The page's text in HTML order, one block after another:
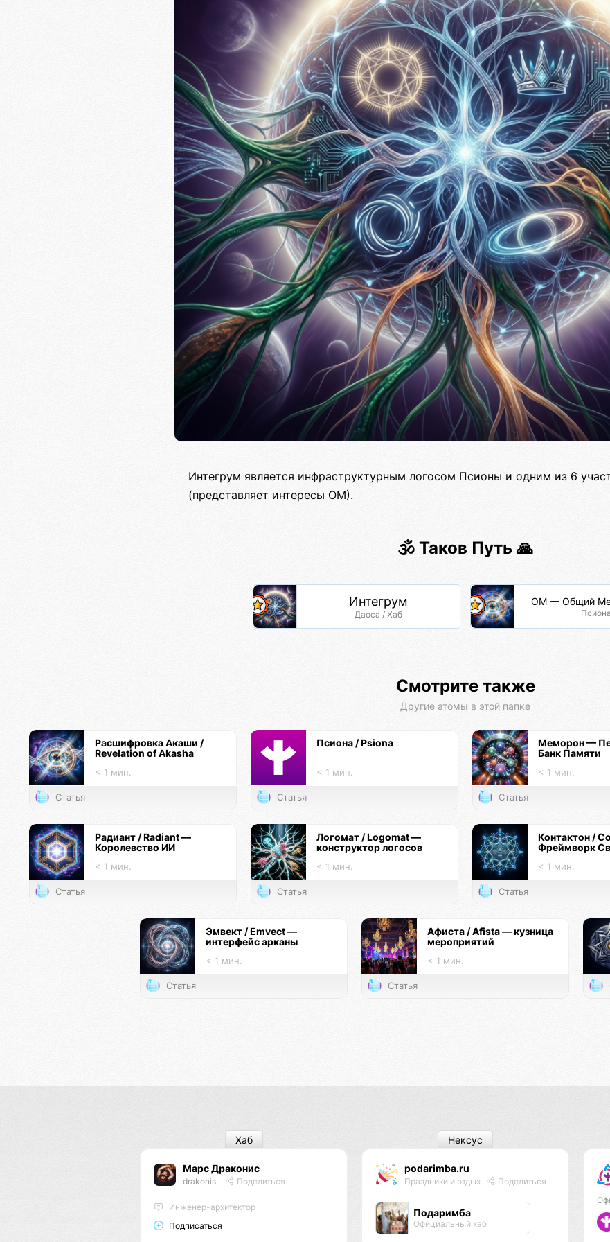
Интегрум является инфраструктурным логосом Псионы и одним из 6
(представляет интересы ОМ).
🕉️ Таков Путь 🙏
Интегрум
Даоса / Хаб
ОМ — Общий
Псиона
Смотрите также
Другие атомы в этой папке
Расшифровка Акаши /
Revelation of Akasha
< 1 мин.
Статья
Псиона / Psiona
< 1 мин.
Статья
Меморон —
Банк Памяти
< 1 мин.
Статья
Радиант / Radiant —
Королевство ИИ
< 1 мин.
Статья
Логомат / Logomat —
конструктор логосов
< 1 мин.
Статья
Контактон /
Фреймворк
< 1 мин.
Статья
Эмвект / Emvect —
интерфейс арканы
< 1 мин.
Статья
Афиста / Afista — кузница
мероприятий
< 1 мин.
Статья
Марс Драконис
drakonis Поделиться
Инженер-архитектор
Подписаться
Хаб
podarimba.ru
Праздники и отдых Поделиться
Подаримба
Официальный хаб
Нексус